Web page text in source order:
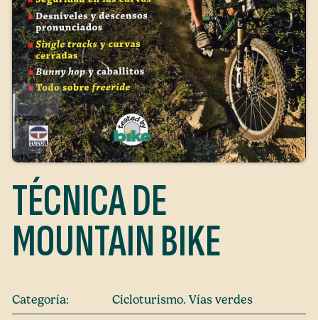
TÉCNICA DE
MOUNTAIN BIKE
Categoría:
Cicloturismo. Vías verdes